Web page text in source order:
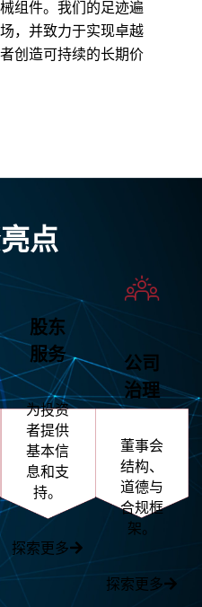
组件。我们的足迹遍
，并致力于实现卓越
创造可持续的长期价
点
股东
服务
为投资
者提供
基本信
息和支
持。
探索更多
公司
治理
董事会
结构、
道德与
合规框
架。
探索更多